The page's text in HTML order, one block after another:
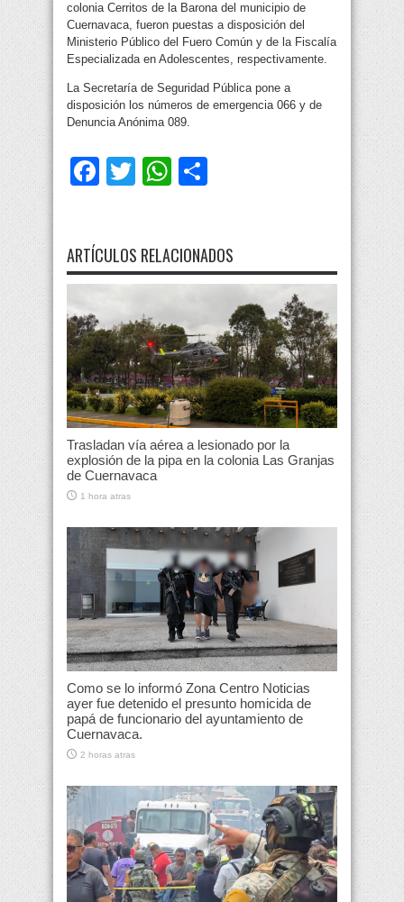
colonia Cerritos de la Barona del municipio de
Cuernavaca, fueron puestas a disposición del
Ministerio Público del Fuero Común y de la Fiscalía
Especializada en Adolescentes, respectivamente.
La Secretaría de Seguridad Pública pone a
disposición los números de emergencia 066 y de
Denuncia Anónima 089.
Facebook
TwitterWhatsApp
ARTÍCULOS RELACIONADOS
Trasladan vía aérea a lesionado por la
explosión de la pipa en la colonia Las Granjas
de Cuernavaca
1 hora atras
Como se lo informó Zona Centro Noticias
ayer fue detenido el presunto homicida de
papá de funcionario del ayuntamiento de
Cuernavaca.
2 horas atras